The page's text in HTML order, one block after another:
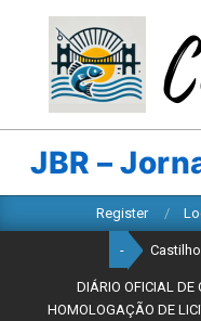
content
SP
JBR –
Navigation
Register
-
DIÁRIO OFICIAL DE
HOMOLOGAÇÃO DE